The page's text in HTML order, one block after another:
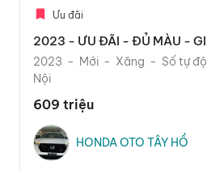
Ưu đãi
2023 - ƯU ĐÃI - ĐỦ MÀU -
2023 Mới Xăng Số tự
Nội
609 triệu
HONDA OTO TÂY HỒ